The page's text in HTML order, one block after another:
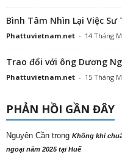
Bình Tâm Nhìn Lại Việc
Phattuvietnam.net - 14 Tháng
Trao đổi với ông Dương
Phattuvietnam.net - 15 Tháng
PHẢN HỒI GẦN ĐÂY
Nguyên Cần trong Không khí
ngoại năm 2025 tại Huế